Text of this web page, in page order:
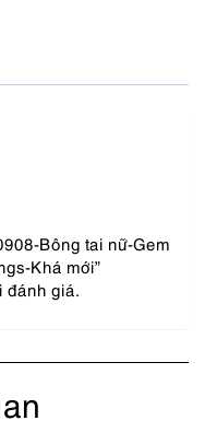
Bông tai nữ-Gem
Khá mới”
đánh giá.